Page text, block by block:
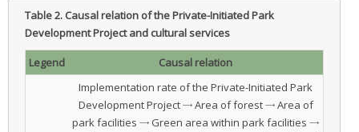
Table 2. Causal relation of the Private-Initiated Park
Development Project and cultural services
Legend Causal relation
Implementation rate of the Private-Initiated Park
Development Project → Area of forest → Area of
park facilities → Green area within park facilities →